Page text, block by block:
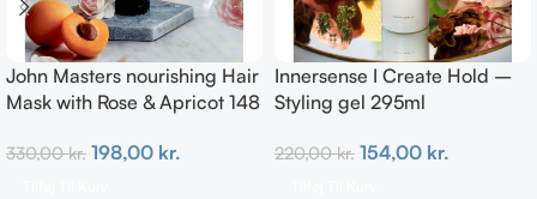
John Masters nourishing Hair
Mask with Rose & Apricot 148
330,00kr. 198,00 kr.
Innersense I Create Hold –
Styling gel 295ml
220,00kr. 154,00 kr.